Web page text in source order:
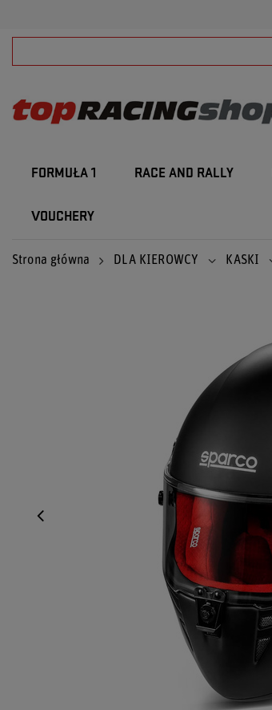
FORMUŁA 1 RACE AND RALLY
VOUCHERY
Strona główna DLA KIEROWCY KASKI